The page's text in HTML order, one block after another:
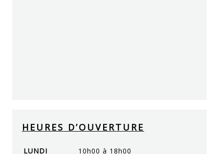
HEURES D’OUVERTURE
LUNDI
10h00 à 18h00